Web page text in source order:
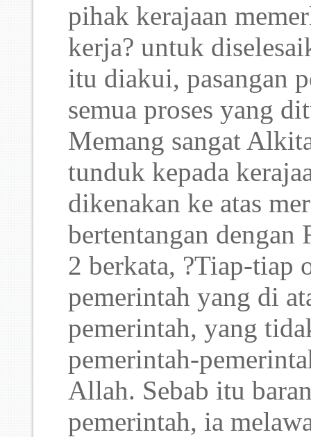
pihak kerajaan
kerja? untuk
itu diakui, pasangan
semua proses yang
Memang sangat
tunduk kepada
dikenakan ke atas
bertentangan
2 berkata, ?Tiap-tiap
pemerintah yang di
pemerintah, yang
pemerintah-
Allah. Sebab itu
pemerintah, ia